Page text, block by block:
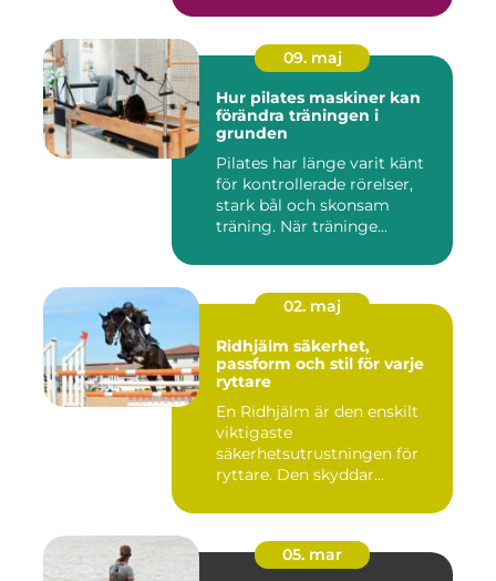
09. maj
Hur pilates maskiner kan
förändra träningen i
grunden
Pilates har länge varit känt
för kontrollerade rörelser,
stark bål och skonsam
träning. När träninge...
02. maj
Ridhjälm säkerhet,
passform och stil för varje
ryttare
En Ridhjälm är den enskilt
viktigaste
säkerhetsutrustningen för
ryttare. Den skyddar
05. mar